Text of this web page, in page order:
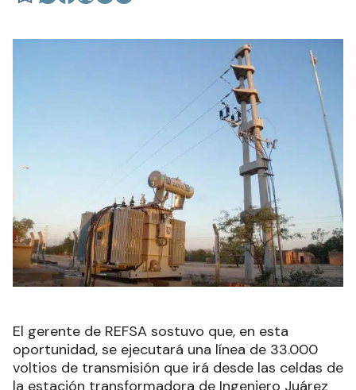
El gerente de REFSA sostuvo que, en esta
oportunidad, se ejecutará una línea de 33.000
voltios de transmisión que irá desde las celdas de
la estación transformadora de Ingeniero Juárez